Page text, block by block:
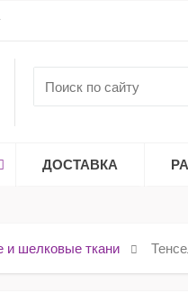
ДОСТАВКА
и шелковые ткани